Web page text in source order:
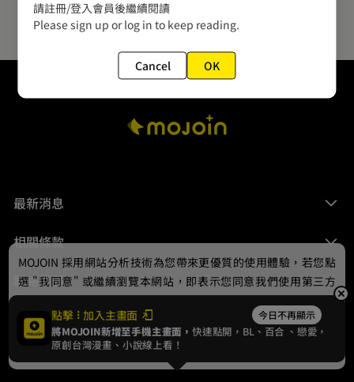
最新消息
相關條款
聯絡我們
© 2024 gamania Digital Entertainment Co., Ltd.
點擊 加入主畫面 今日不再顯示
將MOJOIN新增至手機主畫面，快速點開，BL、 百合 、戀愛，
原創台灣漫畫、小說線上看！
MOJOIN 採用網站分析技術為您帶來更優質的使用體驗，若您點
選 "我同意" 或繼續瀏覽本網站，即表示您同意我們使用第三方
Cookie，欲瞭解更多資訊請見隱私權政策。
我同意
請註冊/登入會員後繼續閱讀
Please sign up or log in to keep reading.
Cancel OK